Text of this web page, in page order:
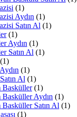
(1)
Aydın (1)
Satın Al (1)
(1)
Aydın (1)
Satın Al (1)
(1)
(1)
Al (1)
Basküller (1)
Aydın (1)
Satın Al (1)
(1)